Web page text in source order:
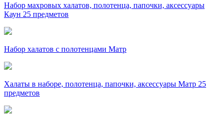
Набор махровых халатов, полотенца, папочки, аксессуары
Каун 25 предметов
Набор халатов с полотенцами Матр
Халаты в наборе, полотенца, папочки, аксессуары Матр 25
предметов